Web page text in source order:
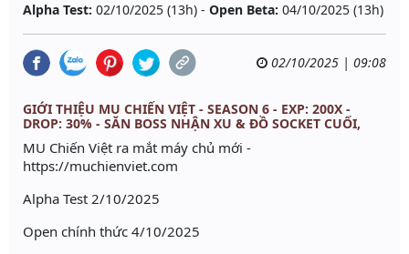
Alpha Test: 02/10/2025 (13h) - Open Beta: 04/10/2025 (13h)
02/10/2025 | 09:08
GIỚI THIỆU MU CHIẾN VIỆT - SEASON 6 - EXP: 200X -
DROP: 30% - SĂN BOSS NHẬN XU & ĐỒ SOCKET CUỐI,
MU Chiến Việt ra mắt máy chủ mới -
https://muchienviet.com
Alpha Test 2/10/2025
Open chính thức 4/10/2025